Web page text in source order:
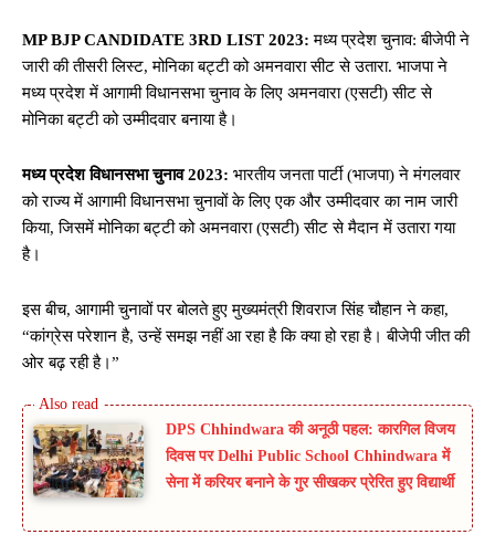
MP BJP CANDIDATE 3RD LIST 2023:मध्य प्रदेश चुनाव: बीजेपी ने
जारी की तीसरी लिस्ट, मोनिका बट्टी को अमनवारा सीट से उतारा. भाजपा ने
मध्य प्रदेश में आगामी विधानसभा चुनाव के लिए अमनवारा (एसटी) सीट से
मोनिका बट्टी को उम्मीदवार बनाया है।
मध्य प्रदेश विधानसभा चुनाव 2023: भारतीय जनता पार्टी (भाजपा) ने मंगलवार
को राज्य में आगामी विधानसभा चुनावों के लिए एक और उम्मीदवार का नाम जारी
किया, जिसमें मोनिका बट्टी को अमनवारा (एसटी) सीट से मैदान में उतारा गया
है।
इस बीच, आगामी चुनावों पर बोलते हुए मुख्यमंत्री शिवराज सिंह चौहान ने कहा,
“कांग्रेस परेशान है, उन्हें समझ नहीं आ रहा है कि क्या हो रहा है। बीजेपी जीत की
ओर बढ़ रही है।”
DPS Chhindwara की अनूठी पहल: कारगिल विजय
दिवस पर Delhi Public School Chhindwara में
सेना में करियर बनाने के गुर सीखकर प्रेरित हुए विद्यार्थी